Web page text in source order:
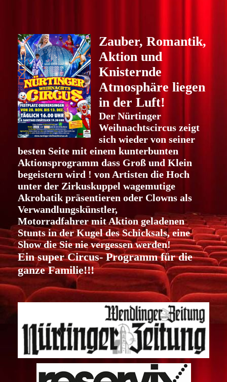
Zauber, Romantik,
Aktion und
Knisternde
Atmosphäre liegen
in der Luft!
Der Nürtinger
Weihnachtscircus zeigt
sich wieder von seiner
besten Seite mit einem kunterbunten
Aktionsprogramm dass Groß und Klein
begeistern wird ! von Artisten die Hoch
unter der Zirkuskuppel wagemutige
Akrobatik präsentieren oder Clowns als
Verwandlungskünstler,
Motorradfahrer mit Aktion geladenen
Stunts in der Kugel des Schicksals, eine
Show die Sie nie vergessen werden!
Ein super Circus- Programm für die
ganze Familie!!!